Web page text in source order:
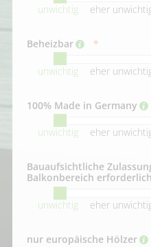
unwichtig eher
Beheizbar
unwichtig eher
100% Made in Germany
unwichtig eher
Bauaufsichtliche
Balkonbereich
unwichtig eher
nur europäische Hölzer